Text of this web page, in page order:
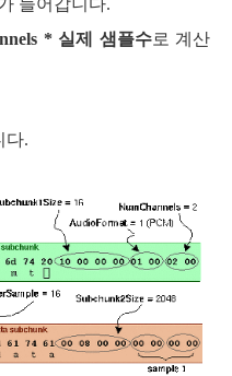
* 실제 샘플수로 계산
다.